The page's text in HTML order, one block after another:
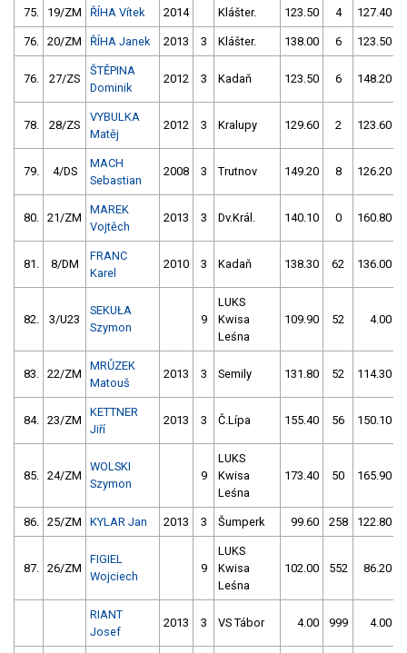
75. 19/ZM ŘÍHA Vítek 2014 Klášter. 123.50 4 127.40
76. 20/ZM ŘÍHA Janek 2013 3 Klášter. 138.00 6 123.50
76. 27/ZS
ŠTĚPINA
Dominik
2012 3 Kadaň 123.50 6 148.20
78. 28/ZS
VYBULKA
Matěj
2012 3 Kralupy 129.60 2 123.60
79. 4/DS
MACH
Sebastian
2008 3 Trutnov 149.20 8 126.20
80. 21/ZM
MAREK
Vojtěch
2013 3 Dv.Král. 140.10 0 160.80
81. 8/DM
FRANC
Karel
2010 3 Kadaň 138.30 62 136.00
82. 3/U23
SEKUŁA
Szymon
9
LUKS
Kwisa
Leśna
109.90 52 4.00
83. 22/ZM
MRŮZEK
Matouš
2013 3 Semily 131.80 52 114.30
84. 23/ZM
KETTNER
Jiří
2013 3 Č.Lípa 155.40 56 150.10
85. 24/ZM
WOLSKI
Szymon
9
LUKS
Kwisa
Leśna
173.40 50 165.90
86. 25/ZM KYLAR Jan 2013 3 Šumperk 99.60 258 122.80
87. 26/ZM
FIGIEL
Wojciech
9
LUKS
Kwisa
Leśna
102.00 552 86.20
RIANT
Josef
2013 3 VS Tábor 4.00 999 4.00